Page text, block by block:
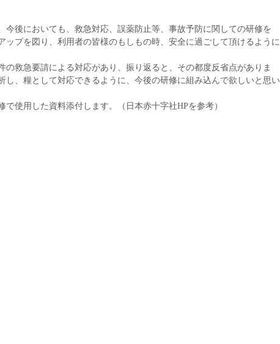
今後においても、救急対応、誤薬防止等、事故予防に関しての研修を
ップを図り、利用者の皆様のもしもの時、安全に過ごして頂けるように
の救急要請による対応があり、振り返ると、その都度反省点がありま
し、糧として対応できるように、今後の研修に組み込んで欲しいと思い
使用した資料添付します。（日本赤十字社HPを参考）